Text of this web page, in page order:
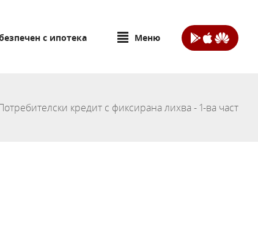
Меню
с ипотека
кредит с фиксирана лихва - 1-ва част